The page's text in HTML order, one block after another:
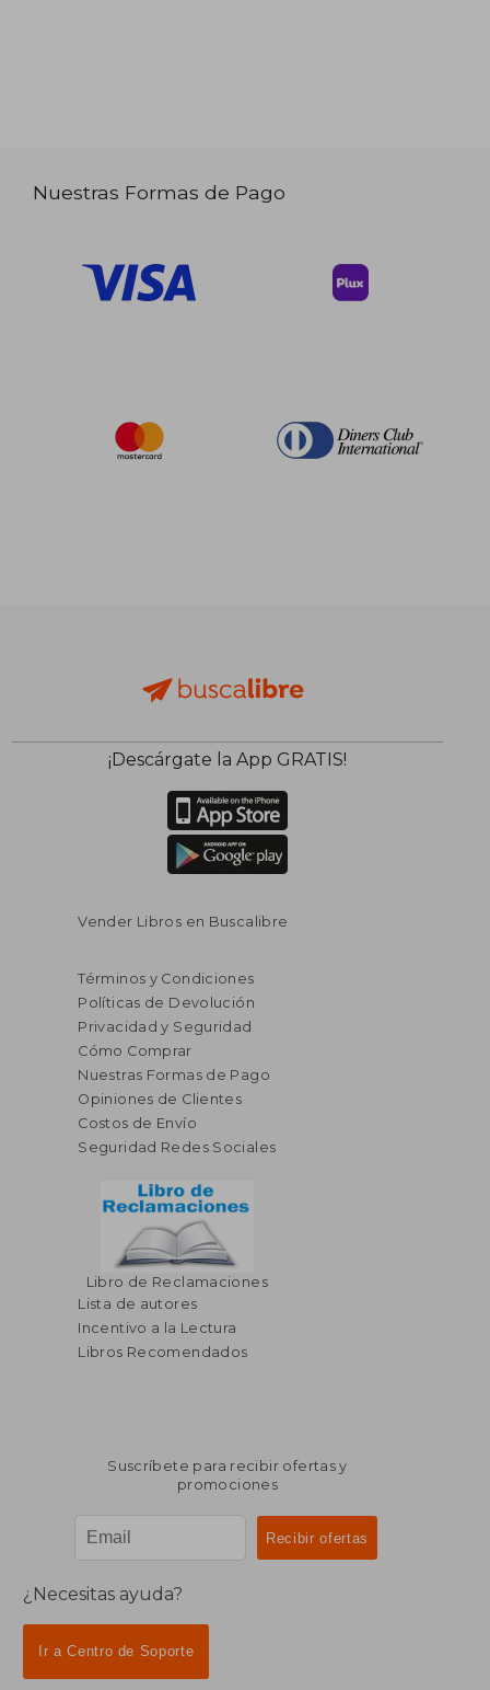
Nuestras Formas de Pago
¡Descárgate la App GRATIS!
Vender Libros en Buscalibre
Términos y Condiciones
Políticas de Devolución
Privacidad y Seguridad
Cómo Comprar
Nuestras Formas de Pago
Opiniones de Clientes
Costos de Envío
Seguridad Redes Sociales
Libro de Reclamaciones
Lista de autores
Incentivo a la Lectura
Libros Recomendados
Suscríbete para recibir ofertas y
promociones
¿Necesitas ayuda?
Ir a Centro de Soporte